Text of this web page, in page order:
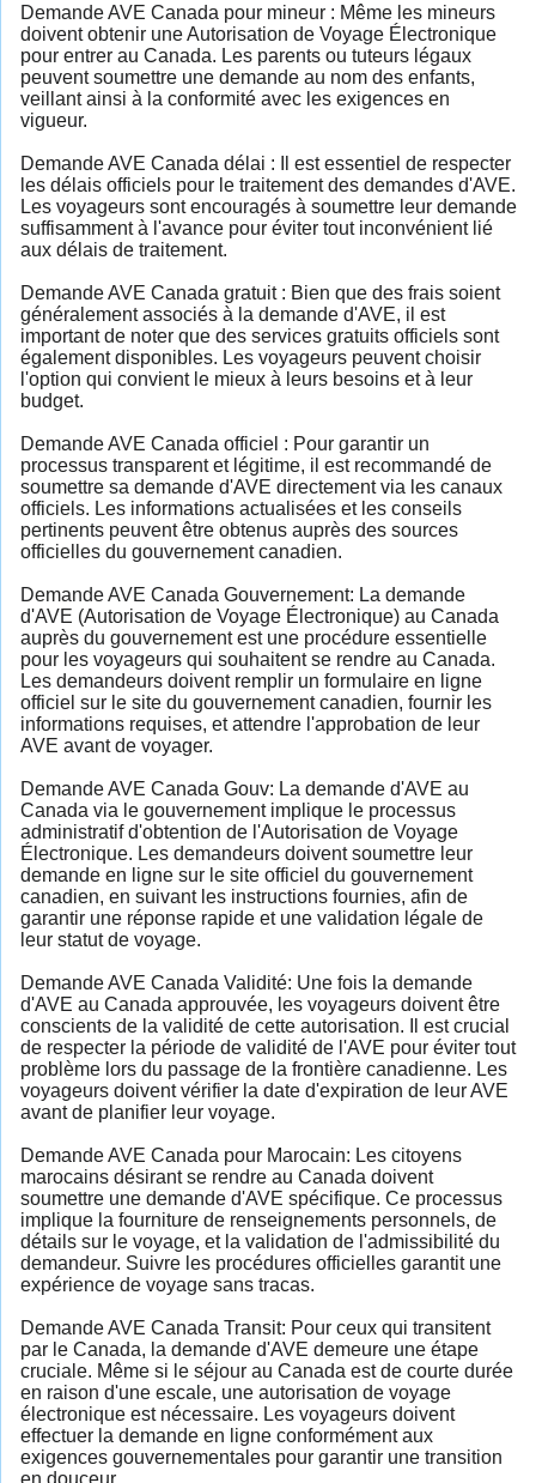
Demande AVE Canada pour mineur : Même les mineurs
doivent obtenir une Autorisation de Voyage Électronique
pour entrer au Canada. Les parents ou tuteurs légaux
peuvent soumettre une demande au nom des enfants,
veillant ainsi à la conformité avec les exigences en
vigueur.
Demande AVE Canada délai : Il est essentiel de respecter
les délais officiels pour le traitement des demandes d'AVE.
Les voyageurs sont encouragés à soumettre leur demande
suffisamment à l'avance pour éviter tout inconvénient lié
aux délais de traitement.
Demande AVE Canada gratuit : Bien que des frais soient
généralement associés à la demande d'AVE, il est
important de noter que des services gratuits officiels sont
également disponibles. Les voyageurs peuvent choisir
l'option qui convient le mieux à leurs besoins et à leur
budget.
Demande AVE Canada officiel : Pour garantir un
processus transparent et légitime, il est recommandé de
soumettre sa demande d'AVE directement via les canaux
officiels. Les informations actualisées et les conseils
pertinents peuvent être obtenus auprès des sources
officielles du gouvernement canadien.
Demande AVE Canada Gouvernement: La demande
d'AVE (Autorisation de Voyage Électronique) au Canada
auprès du gouvernement est une procédure essentielle
pour les voyageurs qui souhaitent se rendre au Canada.
Les demandeurs doivent remplir un formulaire en ligne
officiel sur le site du gouvernement canadien, fournir les
informations requises, et attendre l'approbation de leur
AVE avant de voyager.
Demande AVE Canada Gouv: La demande d'AVE au
Canada via le gouvernement implique le processus
administratif d'obtention de l'Autorisation de Voyage
Électronique. Les demandeurs doivent soumettre leur
demande en ligne sur le site officiel du gouvernement
canadien, en suivant les instructions fournies, afin de
garantir une réponse rapide et une validation légale de
leur statut de voyage.
Demande AVE Canada Validité: Une fois la demande
d'AVE au Canada approuvée, les voyageurs doivent être
conscients de la validité de cette autorisation. Il est crucial
de respecter la période de validité de l'AVE pour éviter tout
problème lors du passage de la frontière canadienne. Les
voyageurs doivent vérifier la date d'expiration de leur AVE
avant de planifier leur voyage.
Demande AVE Canada pour Marocain: Les citoyens
marocains désirant se rendre au Canada doivent
soumettre une demande d'AVE spécifique. Ce processus
implique la fourniture de renseignements personnels, de
détails sur le voyage, et la validation de l'admissibilité du
demandeur. Suivre les procédures officielles garantit une
expérience de voyage sans tracas.
Demande AVE Canada Transit: Pour ceux qui transitent
par le Canada, la demande d'AVE demeure une étape
cruciale. Même si le séjour au Canada est de courte durée
en raison d'une escale, une autorisation de voyage
électronique est nécessaire. Les voyageurs doivent
effectuer la demande en ligne conformément aux
exigences gouvernementales pour garantir une transition
en douceur.